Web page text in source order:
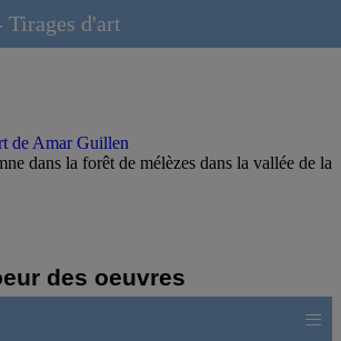
de Amar Guillen
dans la forêt de mélèzes dans la vallée de la
des oeuvres
≡
d'art